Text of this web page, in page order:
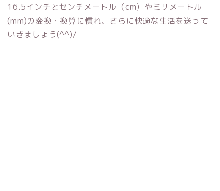
16.5インチとセンチメートル（cm）やミリメートル
(mm)の変換・換算に慣れ、さらに快適な生活を送って
いきましょう(^^)/